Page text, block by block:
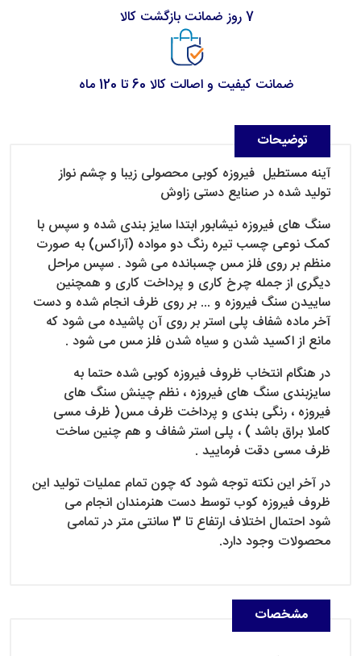
7 روز ضمانت بازگشت کالا
ضمانت کیفیت و اصالت کالا 60 تا 120 ماه
توضیحات
آینه مستطیل فیروزه کوبی محصولی زیبا و چشم نواز
تولید شده در صنایع دستی زاوش
سنگ های فیروزه نیشابور ابتدا سایز بندی شده و سپس با
کمک نوعی چسب تیره رنگ دو مواده (آراکس) به صورت
منظم بر روی فلز مس چسبانده می شود . سپس مراحل
دیگری از جمله چرخ کاری و پرداخت کاری و همچنین
ساییدن سنگ فیروزه و ... بر روی ظرف انجام شده و دست
آخر ماده شفاف پلی استر بر روی آن پاشیده می شود که
مانع از اکسید شدن و سیاه شدن فلز مس می شود .
در هنگام انتخاب ظروف فیروزه کوبی شده حتما به
سایزبندی سنگ های فیروزه ، نظم چینش سنگ های
فیروزه ، رنگی بندی و پرداخت ظرف مس( ظرف مسی
کاملا براق باشد ) ، پلی استر شفاف و هم چنین ساخت
ظرف مسی دقت فرمایید .
در آخر این نکته توجه شود که چون تمام عملیات تولید این
ظروف فیروزه کوب توسط دست هنرمندان انجام می
شود احتمال اختلاف ارتفاع تا 3 سانتی متر در تمامی
محصولات وجود دارد.
مشخصات